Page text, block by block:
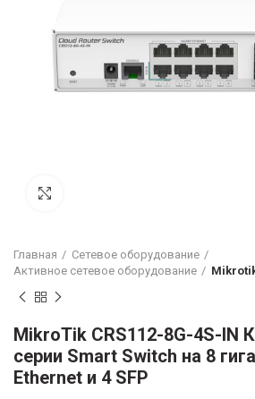
Главная
Сетевое оборудование
Активное сетевое оборудование
MikroTik CRS112-8G-4S-IN
серии Smart Switch на 8
Ethernet и 4 SFP